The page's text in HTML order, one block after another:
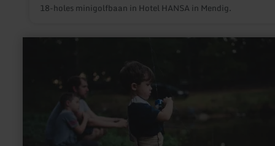
18-holes minigolfbaan in Hotel HANSA in Mendig.
Grenzgewässern